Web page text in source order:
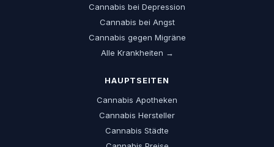
Cannabis bei Depression
Cannabis bei Angst
Cannabis gegen Migräne
Alle Krankheiten →
HAUPTSEITEN
Cannabis Apotheken
Cannabis Hersteller
Cannabis Städte